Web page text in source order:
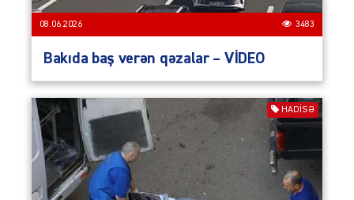
08.06.2026 3483
Bakıda baş verən qəzalar – VİDEO
HADISƏ